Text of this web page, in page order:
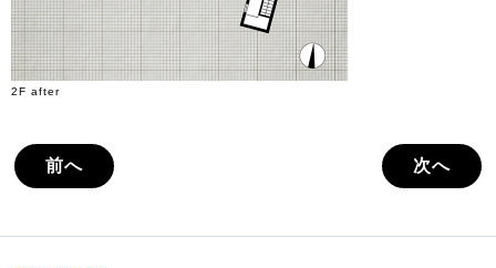
2F after
前へ 次へ